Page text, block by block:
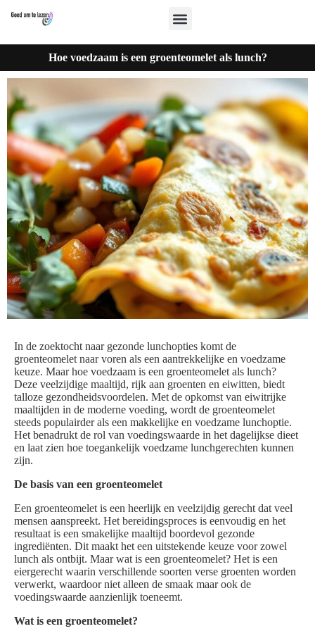
Hoe voedzaam is een groenteomelet als lunch?
In de zoektocht naar gezonde lunchopties komt de
groenteomelet naar voren als een aantrekkelijke en voedzame
keuze. Maar hoe voedzaam is een groenteomelet als lunch?
Deze veelzijdige maaltijd, rijk aan groenten en eiwitten, biedt
talloze gezondheidsvoordelen. Met de opkomst van eiwitrijke
maaltijden in de moderne voeding, wordt de groenteomelet
steeds populairder als een makkelijke en voedzame lunchoptie.
Het benadrukt de rol van voedingswaarde in het dagelijkse dieet
en laat zien hoe toegankelijk voedzame lunchgerechten kunnen
zijn.
De basis van een groenteomelet
Een groenteomelet is een heerlijk en veelzijdig gerecht dat veel
mensen aanspreekt. Het bereidingsproces is eenvoudig en het
resultaat is een smakelijke maaltijd boordevol gezonde
ingrediënten. Dit maakt het een uitstekende keuze voor zowel
lunch als ontbijt. Maar wat is een groenteomelet? Het is een
eiergerecht waarin verschillende soorten verse groenten worden
verwerkt, waardoor niet alleen de smaak maar ook de
voedingswaarde aanzienlijk toeneemt.
Wat is een groenteomelet?